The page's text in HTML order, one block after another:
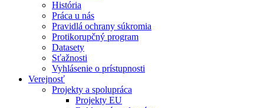
História
Práca u nás
Pravidlá ochrany súkromia
Protikorupčný program
Datasety
Sťažnosti
Vyhlásenie o prístupnosti
Verejnosť
Projekty a spolupráca
Projekty EU